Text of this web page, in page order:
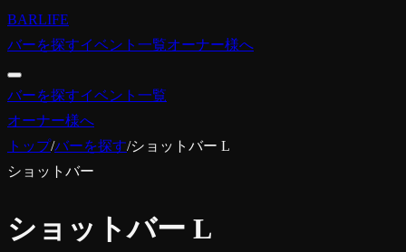
BARLIFE
バーを探すイベント一覧オーナー様へ
バーを探すイベント一覧
オーナー様へ
トップ/バーを探す/ショットバー L
ショットバー
ショットバー L